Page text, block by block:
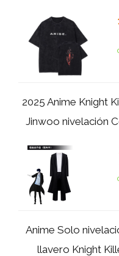
2025 Anime Knight
Jinwoo nivelación
Anime Solo
llavero Knight